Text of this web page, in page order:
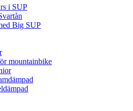
i SUP
Big SUP
mountainbike